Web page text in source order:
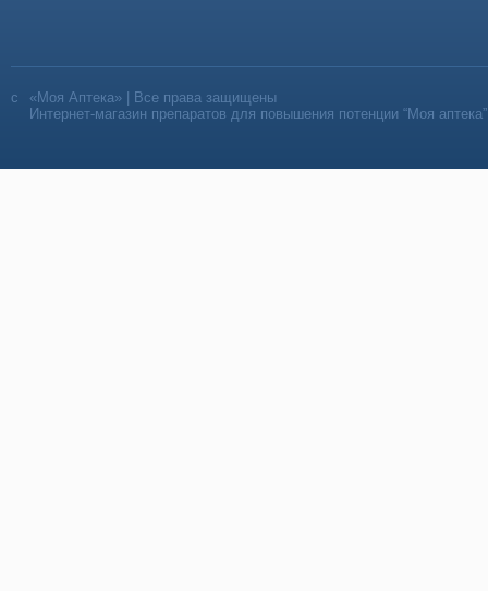
«Моя Аптека» | Все права защищены
Интернет-магазин препаратов для повышения потенции “Моя